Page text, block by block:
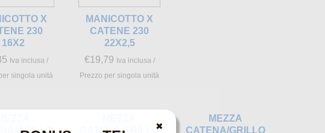
X
230
16X2
Iva inclusa /
singola unità
MANICOTTO X
CATENE 230
22X2,5
€19,79 Iva inclusa /
Prezzo per singola unità
GRILLO
CATENA/GRILLO
MEZZA
CATENA/GRILLO
✖